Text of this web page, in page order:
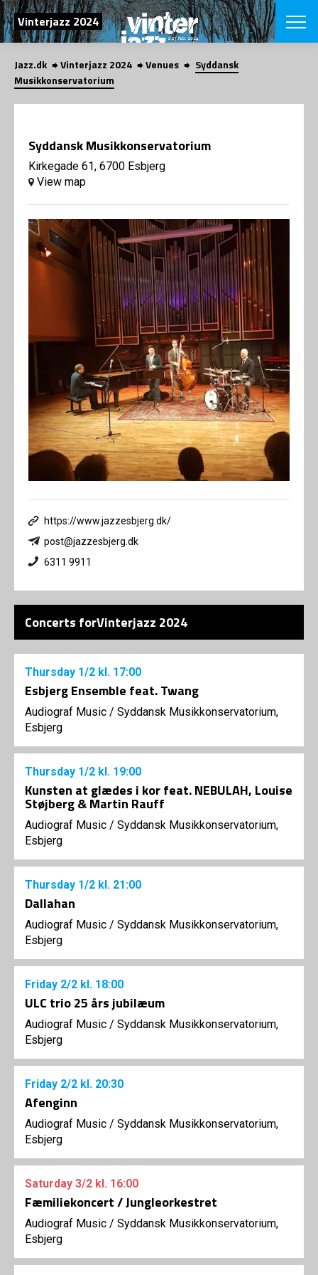
SEARCH
Vinterjazz 2024
Danish
Contributors
Contact us
Privacy
SHOP
Jazz.dk Vinterjazz 2024 Venues
Syddansk
Musikkonservatorium
Syddansk Musikkonservatorium
Kirkegade 61, 6700 Esbjerg
View map
https://www.jazzesbjerg.dk/
post@jazzesbjerg.dk
6311 9911
Concerts forVinterjazz 2024
Thursday 1/2 kl. 17:00
Esbjerg Ensemble feat. Twang
Audiograf Music / Syddansk Musikkonservatorium,
Esbjerg
Thursday 1/2 kl. 19:00
Kunsten at glædes i kor feat. NEBULAH, Louise
Støjberg & Martin Rauff
Audiograf Music / Syddansk Musikkonservatorium,
Esbjerg
Thursday 1/2 kl. 21:00
Dallahan
Audiograf Music / Syddansk Musikkonservatorium,
Esbjerg
Friday 2/2 kl. 18:00
ULC trio 25 års jubilæum
Audiograf Music / Syddansk Musikkonservatorium,
Esbjerg
Friday 2/2 kl. 20:30
Afenginn
Audiograf Music / Syddansk Musikkonservatorium,
Esbjerg
Saturday 3/2 kl. 16:00
Fæmiliekoncert / Jungleorkestret
Audiograf Music / Syddansk Musikkonservatorium,
Esbjerg